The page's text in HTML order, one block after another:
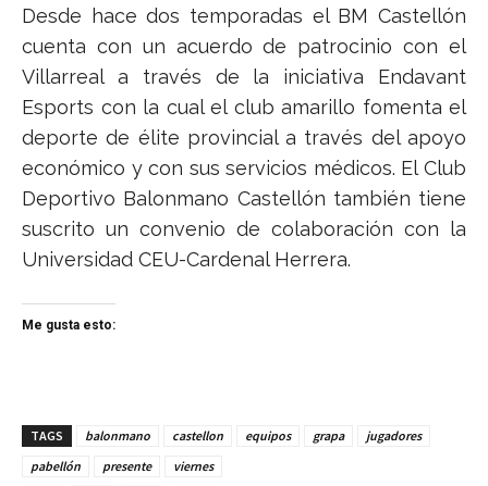
Desde hace dos temporadas el BM Castellón
cuenta con un acuerdo de patrocinio con el
Villarreal a través de la iniciativa Endavant
Esports con la cual el club amarillo fomenta el
deporte de élite provincial a través del apoyo
económico y con sus servicios médicos. El Club
Deportivo Balonmano Castellón también tiene
suscrito un convenio de colaboración con la
Universidad CEU-Cardenal Herrera.
Me gusta esto:
TAGS balonmano castellon equipos grapa
jugadores
pabellón
presente viernes